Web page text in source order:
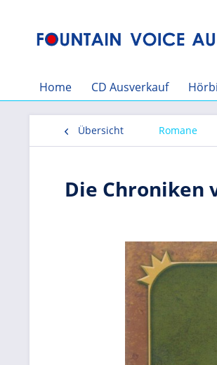
Home CD Ausverkauf
Übersicht Romane
Die Chroniken